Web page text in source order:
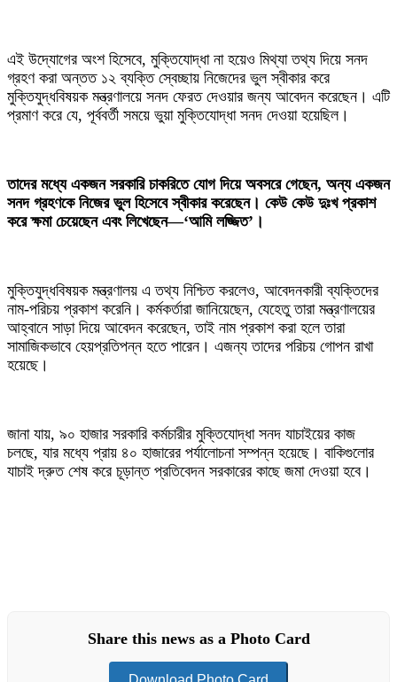
এই উদ্যোগের অংশ হিসেবে, মুক্তিযোদ্ধা না হয়েও মিথ্যা তথ্য দিয়ে সনদ
গ্রহণ করা অন্তত ১২ ব্যক্তি স্বেচ্ছায় নিজেদের ভুল স্বীকার করে
মুক্তিযুদ্ধবিষয়ক মন্ত্রণালয়ে সনদ ফেরত দেওয়ার জন্য আবেদন করেছেন। এটি
প্রমাণ করে যে, পূর্ববর্তী সময়ে ভুয়া মুক্তিযোদ্ধা সনদ দেওয়া হয়েছিল।
তাদের মধ্যে একজন সরকারি চাকরিতে যোগ দিয়ে অবসরে গেছেন, অন্য একজন
সনদ গ্রহণকে নিজের ভুল হিসেবে স্বীকার করেছেন। কেউ কেউ দুঃখ প্রকাশ
করে ক্ষমা চেয়েছেন এবং লিখেছেন—‘আমি লজ্জিত’।
মুক্তিযুদ্ধবিষয়ক মন্ত্রণালয় এ তথ্য নিশ্চিত করলেও, আবেদনকারী ব্যক্তিদের
নাম-পরিচয় প্রকাশ করেনি। কর্মকর্তারা জানিয়েছেন, যেহেতু তারা মন্ত্রণালয়ের
আহ্বানে সাড়া দিয়ে আবেদন করেছেন, তাই নাম প্রকাশ করা হলে তারা
সামাজিকভাবে হেয়প্রতিপন্ন হতে পারেন। এজন্য তাদের পরিচয় গোপন রাখা
হয়েছে।
জানা যায়, ৯০ হাজার সরকারি কর্মচারীর মুক্তিযোদ্ধা সনদ যাচাইয়ের কাজ
চলছে, যার মধ্যে প্রায় ৪০ হাজারের পর্যালোচনা সম্পন্ন হয়েছে। বাকিগুলোর
যাচাই দ্রুত শেষ করে চূড়ান্ত প্রতিবেদন সরকারের কাছে জমা দেওয়া হবে।
Share this news as a Photo Card